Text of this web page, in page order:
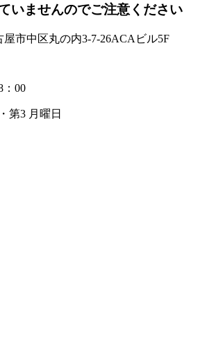
いませんのでご注意ください
屋市中区丸の内3-7-26ACAビル5F
00
第3 月曜日